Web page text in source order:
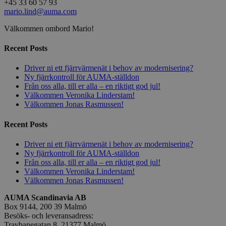
+45 33 60 57 93
mario.lind@auma.com
Välkommen ombord Mario!
Recent Posts
Driver ni ett fjärrvärmenät i behov av modernisering?
Ny fjärrkontroll för AUMA-ställdon
Från oss alla, till er alla – en riktigt god jul!
Välkommen Veronika Linderstam!
Välkommen Jonas Rasmussen!
Recent Posts
Driver ni ett fjärrvärmenät i behov av modernisering?
Ny fjärrkontroll för AUMA-ställdon
Från oss alla, till er alla – en riktigt god jul!
Välkommen Veronika Linderstam!
Välkommen Jonas Rasmussen!
AUMA Scandinavia AB
Box 9144, 200 39 Malmö
Besöks- och leveransadress: